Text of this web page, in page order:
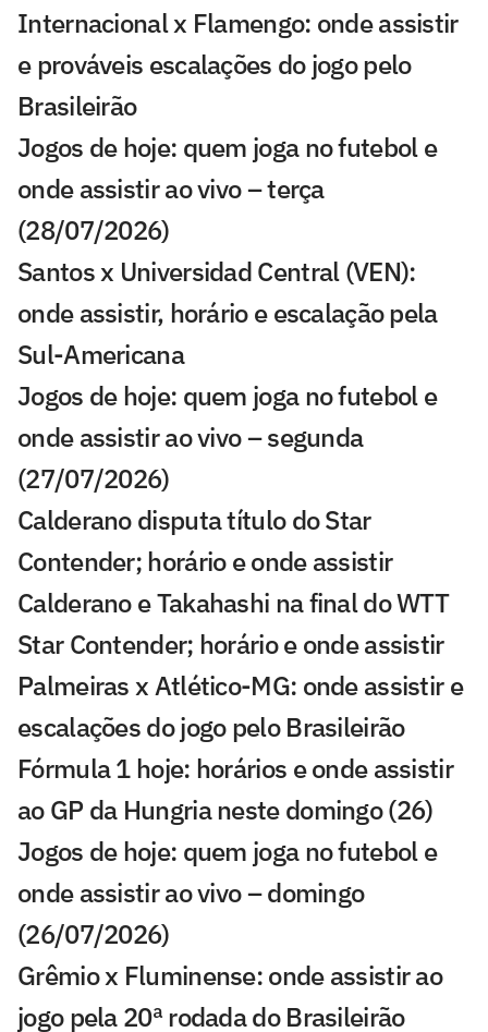
Internacional x Flamengo: onde assistir
e prováveis escalações do jogo pelo
Brasileirão
Jogos de hoje: quem joga no futebol e
onde assistir ao vivo – terça
(28/07/2026)
Santos x Universidad Central (VEN):
onde assistir, horário e escalação pela
Sul-Americana
Jogos de hoje: quem joga no futebol e
onde assistir ao vivo – segunda
(27/07/2026)
Calderano disputa título do Star
Contender; horário e onde assistir
Calderano e Takahashi na final do WTT
Star Contender; horário e onde assistir
Palmeiras x Atlético-MG: onde assistir e
escalações do jogo pelo Brasileirão
Fórmula 1 hoje: horários e onde assistir
ao GP da Hungria neste domingo (26)
Jogos de hoje: quem joga no futebol e
onde assistir ao vivo – domingo
(26/07/2026)
Grêmio x Fluminense: onde assistir ao
jogo pela 20ª rodada do Brasileirão